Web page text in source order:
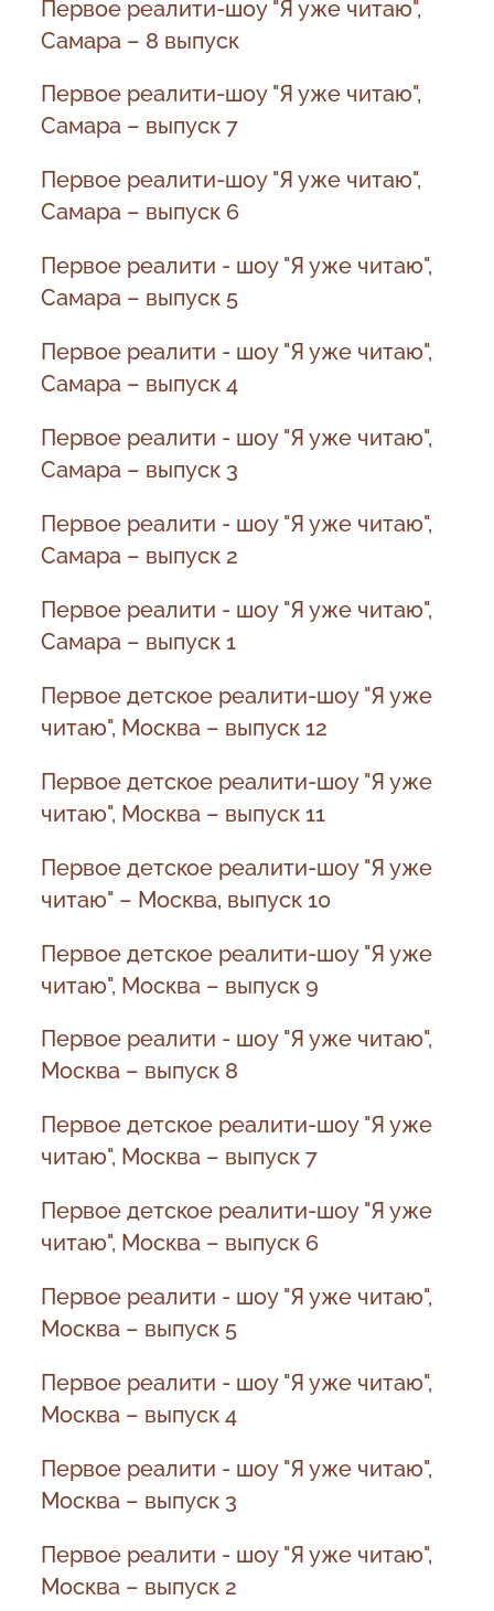
Первое реалити-шоу "Я уже читаю",
Самара – 8 выпуск
Первое реалити-шоу "Я уже читаю",
Самара – выпуск 7
Первое реалити-шоу "Я уже читаю",
Самара – выпуск 6
Первое реалити - шоу "Я уже читаю",
Самара – выпуск 5
Первое реалити - шоу "Я уже читаю",
Самара – выпуск 4
Первое реалити - шоу "Я уже читаю",
Самара – выпуск 3
Первое реалити - шоу "Я уже читаю",
Самара – выпуск 2
Первое реалити - шоу "Я уже читаю",
Самара – выпуск 1
Первое детское реалити-шоу "Я уже
читаю", Москва – выпуск 12
Первое детское реалити-шоу "Я уже
читаю", Москва – выпуск 11
Первое детское реалити-шоу "Я уже
читаю" – Москва, выпуск 10
Первое детское реалити-шоу "Я уже
читаю", Москва – выпуск 9
Первое реалити - шоу "Я уже читаю",
Москва – выпуск 8
Первое детское реалити-шоу "Я уже
читаю", Москва – выпуск 7
Первое детское реалити-шоу "Я уже
читаю", Москва – выпуск 6
Первое реалити - шоу "Я уже читаю",
Москва – выпуск 5
Первое реалити - шоу "Я уже читаю",
Москва – выпуск 4
Первое реалити - шоу "Я уже читаю",
Москва – выпуск 3
Первое реалити - шоу "Я уже читаю",
Москва – выпуск 2